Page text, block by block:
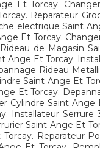
Et Torcay.
Reparateur
electrique Saint
Et Torcay.
de Magasin
Ange Et Torcay.
Rideau
Saint Ange Et
Et Torcay.
Cylindre Saint
Installateur
Saint Ange Et
Reparateur